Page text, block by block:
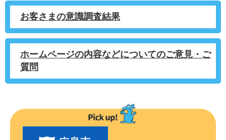
お客さまの意識調査結果
ホームページの内容などについてのご意見・ご
質問